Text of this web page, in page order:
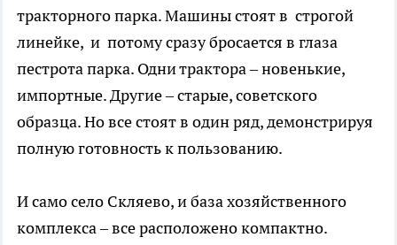
тракторного парка. Машины стоят в строгой
линейке, и потому сразу бросается в глаза
пестрота парка. Одни трактора – новенькие,
импортные. Другие – старые, советского
образца. Но все стоят в один ряд, демонстрируя
полную готовность к пользованию.
И само село Скляево, и база хозяйственного
комплекса – все расположено компактно.